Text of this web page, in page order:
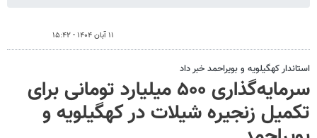
۱۱ آبان ۱۴۰۴ - ۱۵:۴۲
استاندار کهگیلویه و بویراحمد خبر داد
سرمایه‌گذاری ۵۰۰ میلیارد تومانی برای
تکمیل زنجیره شیلات در کهگیلویه و